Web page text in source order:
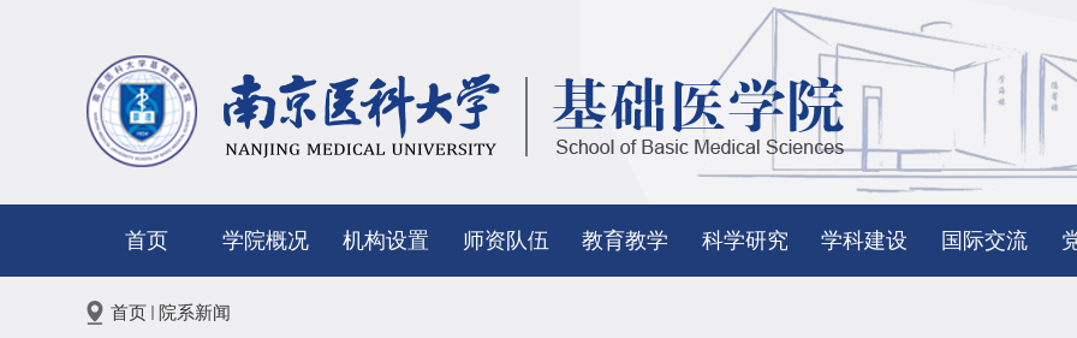
首页 学院概况 机构设置 师资队伍 教育教学 科学研究 学科建设 国际交流
首页 院系新闻